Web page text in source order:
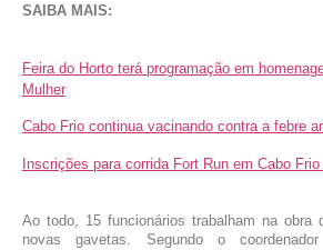
SAIBA MAIS:
Feira do Horto terá programação em
Mulher
Cabo Frio continua vacinando contra a febre
Inscrições para corrida Fort Run em Cabo
Ao todo, 15 funcionários trabalham na obra
novas gavetas. Segundo o